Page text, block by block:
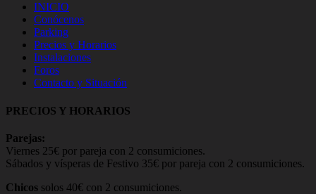
INICIO
Conócenos
Parking
Precios y Horarios
Instalaciones
Foros
Contacto y Situación
PRECIOS Y HORARIOS
Parejas:
Viernes 25€ por pareja con 2 consumiciones.
Sábados y vísperas de Festivo 35€ por pareja con 2 consumiciones.
Chicos solos 40€ con 2 consumiciones.